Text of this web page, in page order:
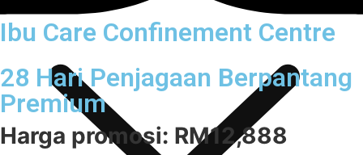
Ibu Care Confinement Centre
28 Hari Penjagaan Berpantang
Premium
Harga promosi: RM12,888